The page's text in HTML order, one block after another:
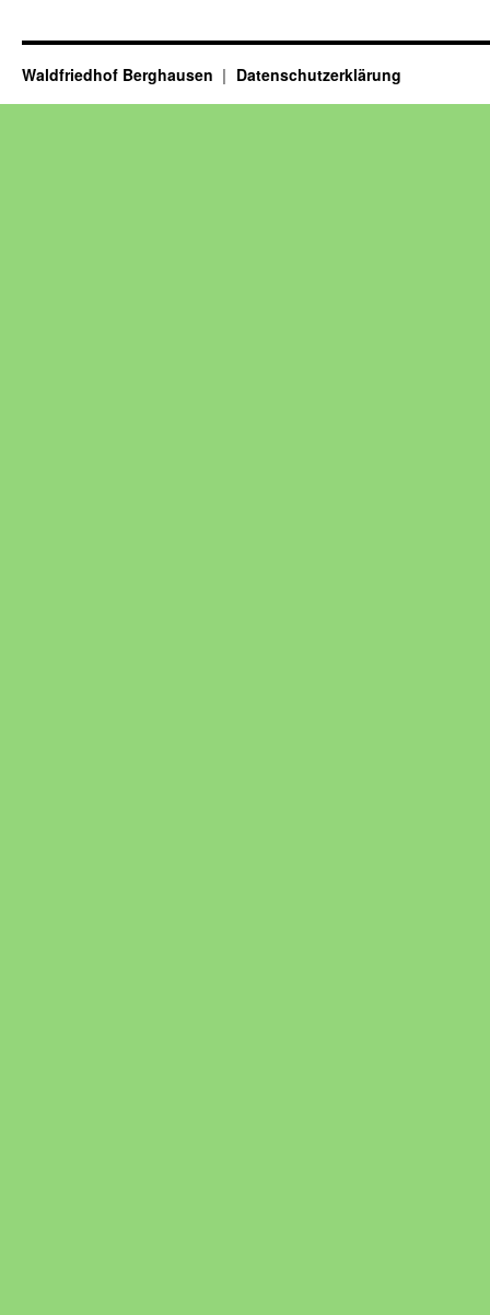
Waldfriedhof Berghausen Datenschutzerklärung